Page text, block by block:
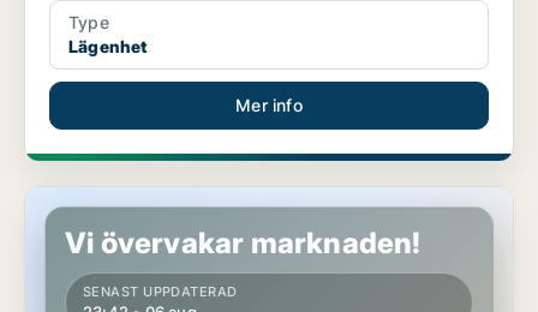
Type
Lägenhet
Mer info
Lägenhet i Malmö
Vi övervakar marknaden!
SENAST UPPDATERAD